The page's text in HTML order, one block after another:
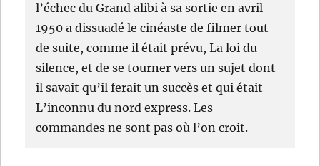
l’échec du Grand alibi à sa sortie en avril
1950 a dissuadé le cinéaste de filmer tout
de suite, comme il était prévu, La loi du
silence, et de se tourner vers un sujet dont
il savait qu’il ferait un succès et qui était
L’inconnu du nord express. Les
commandes ne sont pas où l’on croit.